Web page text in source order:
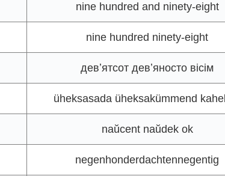
nine hundred and ninety-eight
nine hundred ninety-eight
девʼятсот девʼяносто вісім
üheksasada üheksakümmend
naŭcent naŭdek ok
negenhonderdachtennegentig